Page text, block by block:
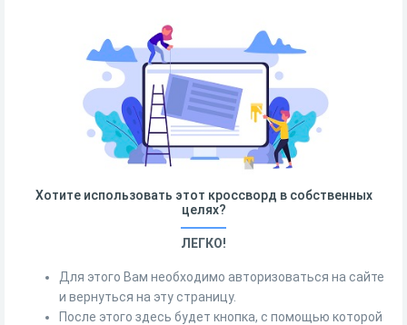
Хотите использовать этот кроссворд в собственных
целях?
ЛЕГКО!
Для этого Вам необходимо авторизоваться на сайте
и вернуться на эту страницу.
После этого здесь будет кнопка, с помощью которой